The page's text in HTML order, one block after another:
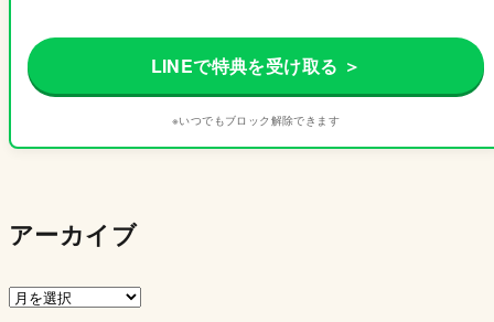
LINEで特典を受け取る ＞
※いつでもブロック解除できます
アーカイブ
ア